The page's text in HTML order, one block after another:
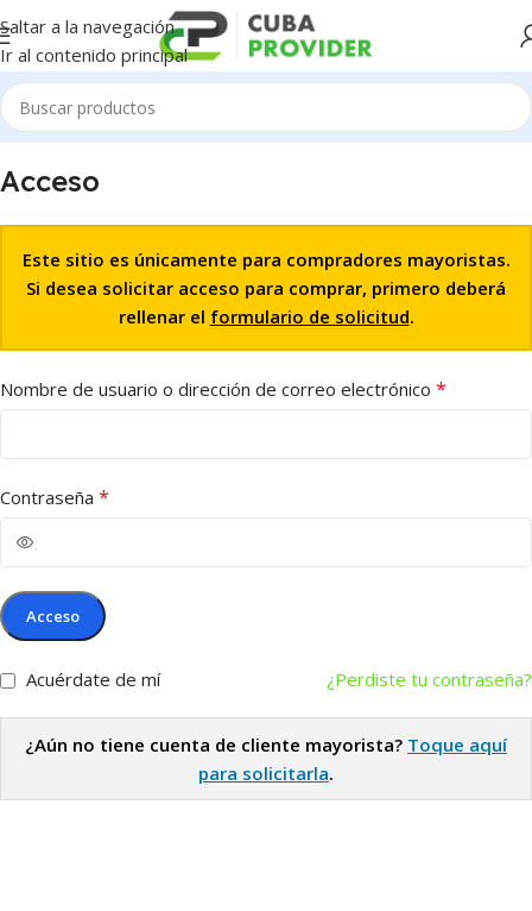
Saltar a la navegación
Ir al contenido principal
Acceso
Este sitio es únicamente para compradores mayoristas.
Si desea solicitar acceso para comprar, primero deberá
rellenar el formulario de solicitud.
Nombre de usuario o dirección de correo electrónico *
Contraseña *
Acceso
¿Perdiste tu contraseña?
Acuérdate de mí
¿Aún no tiene cuenta de cliente mayorista? Toque aquí
para solicitarla.